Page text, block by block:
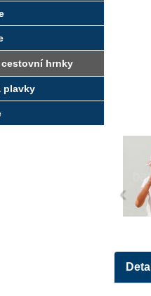
cestovní hrnky
plavky
‹